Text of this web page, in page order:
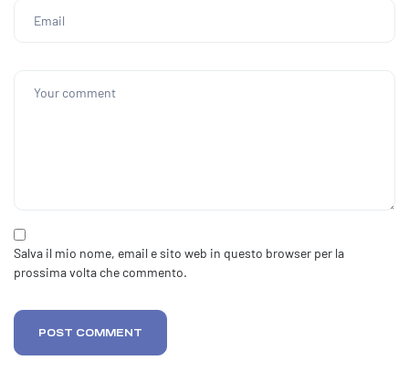
Salva il mio nome, email e sito web in questo browser per la
prossima volta che commento.
POST COMMENT